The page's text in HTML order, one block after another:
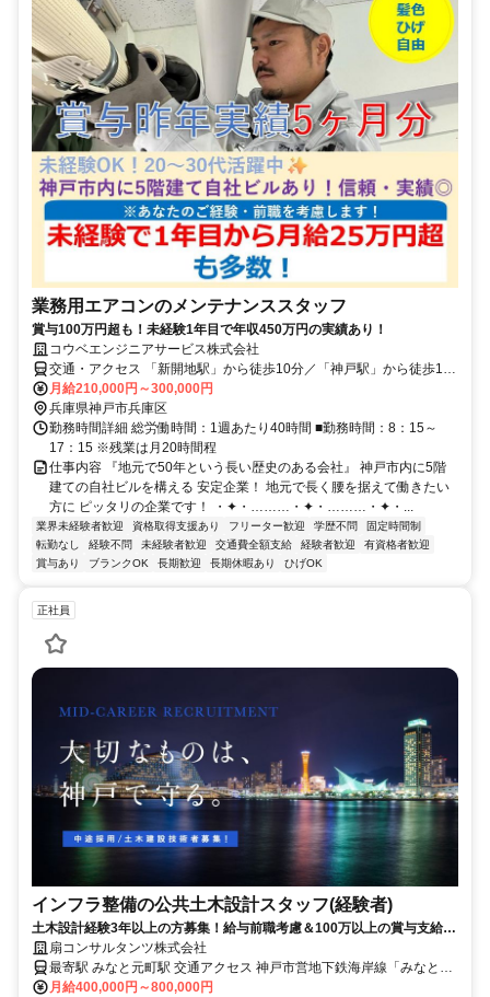
業務用エアコンのメンテナンススタッフ
賞与100万円超も！未経験1年目で年収450万円の実績あり！
コウベエンジニアサービス株式会社
交通・アクセス 「新開地駅」から徒歩10分／「神戸駅」から徒歩12
分／「高速神戸駅」から徒歩13分／「中央市場前駅」から徒歩13分
／「兵庫駅」から徒歩15分／「大開駅」から徒歩18分
月給210,000円～300,000円
兵庫県神戸市兵庫区
勤務時間詳細 総労働時間：1週あたり40時間 ■勤務時間：8：15～
17：15 ※残業は月20時間程
仕事内容 『地元で50年という長い歴史のある会社』 神戸市内に5階
建ての自社ビルを構える 安定企業！ 地元で長く腰を据えて働きたい
方に ピッタリの企業です！ ・✦・………・✦・………・✦・...
業界未経験者歓迎 資格取得支援あり フリーター歓迎 学歴不問
固定時間制
転勤なし
経験不問 未経験者歓迎 交通費全額支給 経験者歓迎
有資格者歓迎
賞与あり
ブランクOK 長期歓迎 長期休暇あり ひげOK
正社員
インフラ整備の公共土木設計スタッフ(経験者)
土木設計経験3年以上の方募集！給与前職考慮＆100万以上の賞与支給実
績！扇コンサルタンツ株式会社
最寄駅 みなと元町駅 交通アクセス 神戸市営地下鉄海岸線「みなと元
月給400,000円～800,000円